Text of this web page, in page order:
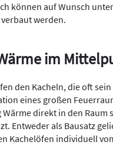
können auf Wunsch
werden.
im
den Kacheln, die oft
eines großen
Wärme direkt in den
Entweder als Bausatz
Kachelöfen individuell